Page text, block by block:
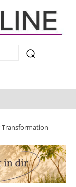
Transformation